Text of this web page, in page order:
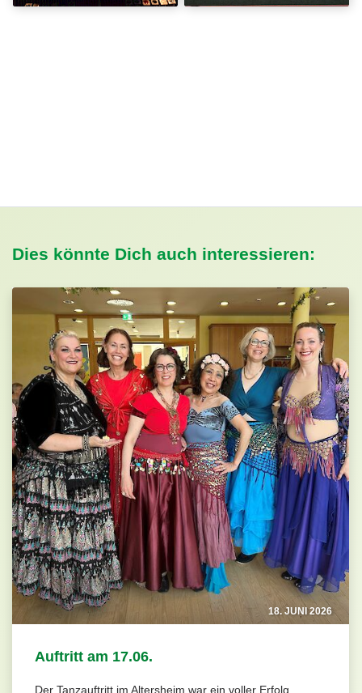
Dies könnte Dich auch interessieren:
18. JUNI 2026
Auftritt am 17.06.
Der Tanzauftritt im Altersheim war ein voller Erfolg.